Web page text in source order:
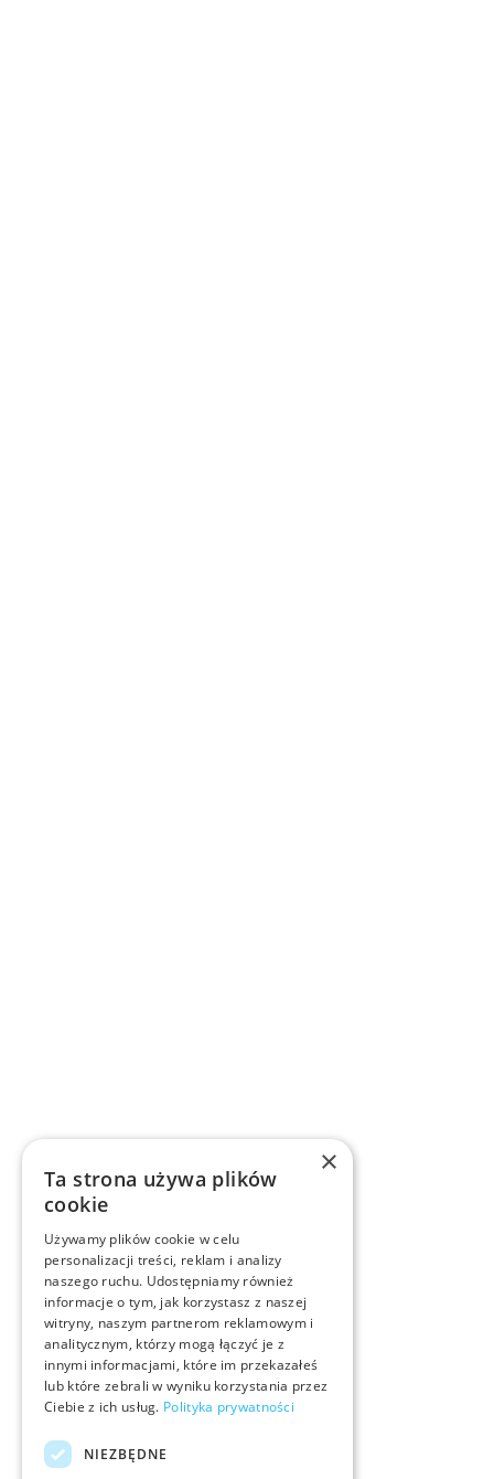
×
Ta strona używa plików
cookie
Używamy plików cookie w celu
personalizacji treści, reklam i analizy
naszego ruchu. Udostępniamy również
informacje o tym, jak korzystasz z naszej
witryny, naszym partnerom reklamowym i
analitycznym, którzy mogą łączyć je z
innymi informacjami, które im przekazałeś
lub które zebrali w wyniku korzystania przez
Ciebie z ich usług. Polityka prywatności
NIEZBĘDNE